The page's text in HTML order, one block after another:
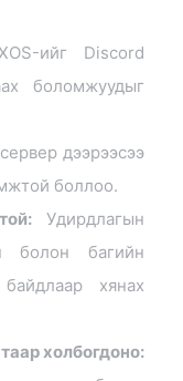
ийг Discord
боломжуудыг
дээрээсээ
боллоо.
Удирдлагын
болон багийн
хянах
холбогдоно: